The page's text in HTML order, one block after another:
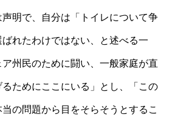
明で、自分は「トイレについて争
れたわけではない、と述べる一
州民のために闘い、一般家庭が直
ためにここにいる」とし、「この
の問題から目をそらそうとするこ